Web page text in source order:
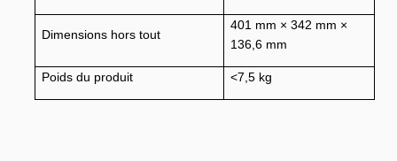
Dimensions hors tout
401 mm × 342 mm ×
136,6 mm
Poids du produit <7,5 kg